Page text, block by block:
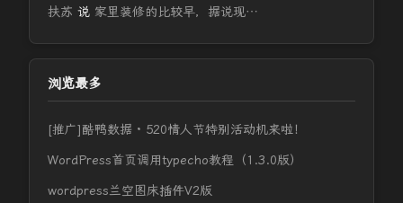
扶苏 说 家里装修的比较早，据说现…
浏览最多
[推广]酷鸭数据 · 520情人节特别活动机来啦！
WordPress首页调用typecho教程（1.3.0版）
wordpress兰空图床插件V2版